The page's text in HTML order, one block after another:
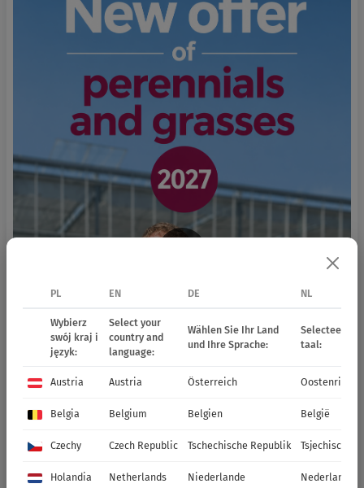
PL EN DE NL
Wybierz
swój kraj i
język:
Select your
country and
language:
Wählen Sie Ihr Land
und Ihre Sprache:
Selecteer uw
taal:
Austria Austria Österreich Oostenrijk
Belgia Belgium Belgien België
Czechy Czech Republic Tschechische Republik Tsjechische
Holandia Netherlands Niederlande Nederland